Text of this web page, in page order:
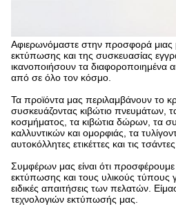
Αφιερωνόμαστε στην προσφορά μιας
εκτύπωσης και της συσκευασίας
ικανοποιήσουν τα διαφοροποιημένα
από σε όλο τον κόσμο.
Τα προϊόντα μας περιλαμβάνουν το
συσκευάζοντας κιβώτιο πνευμάτων,
κοσμήματος, τα κιβώτια δώρων, τα
καλλυντικών και ομορφιάς, τα
αυτοκόλλητες ετικέττες και τις
Συμφέρων μας είναι ότι προσφέρουμε
εκτύπωσης και τους υλικούς τύπους
ειδικές απαιτήσεις των πελατών.
τεχνολογιών εκτύπωσής μας.